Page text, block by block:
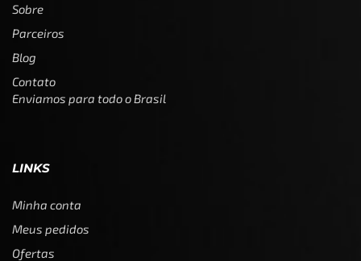
Sobre
Parceiros
Blog
Contato
Enviamos para todo o Brasil
LINKS
Minha conta
Meus pedidos
Ofertas